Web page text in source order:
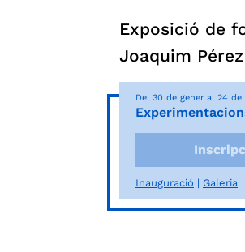
Exposició de
Joaquim Pérez
Del 30 de gener al 24 de
Inauguració Galeria